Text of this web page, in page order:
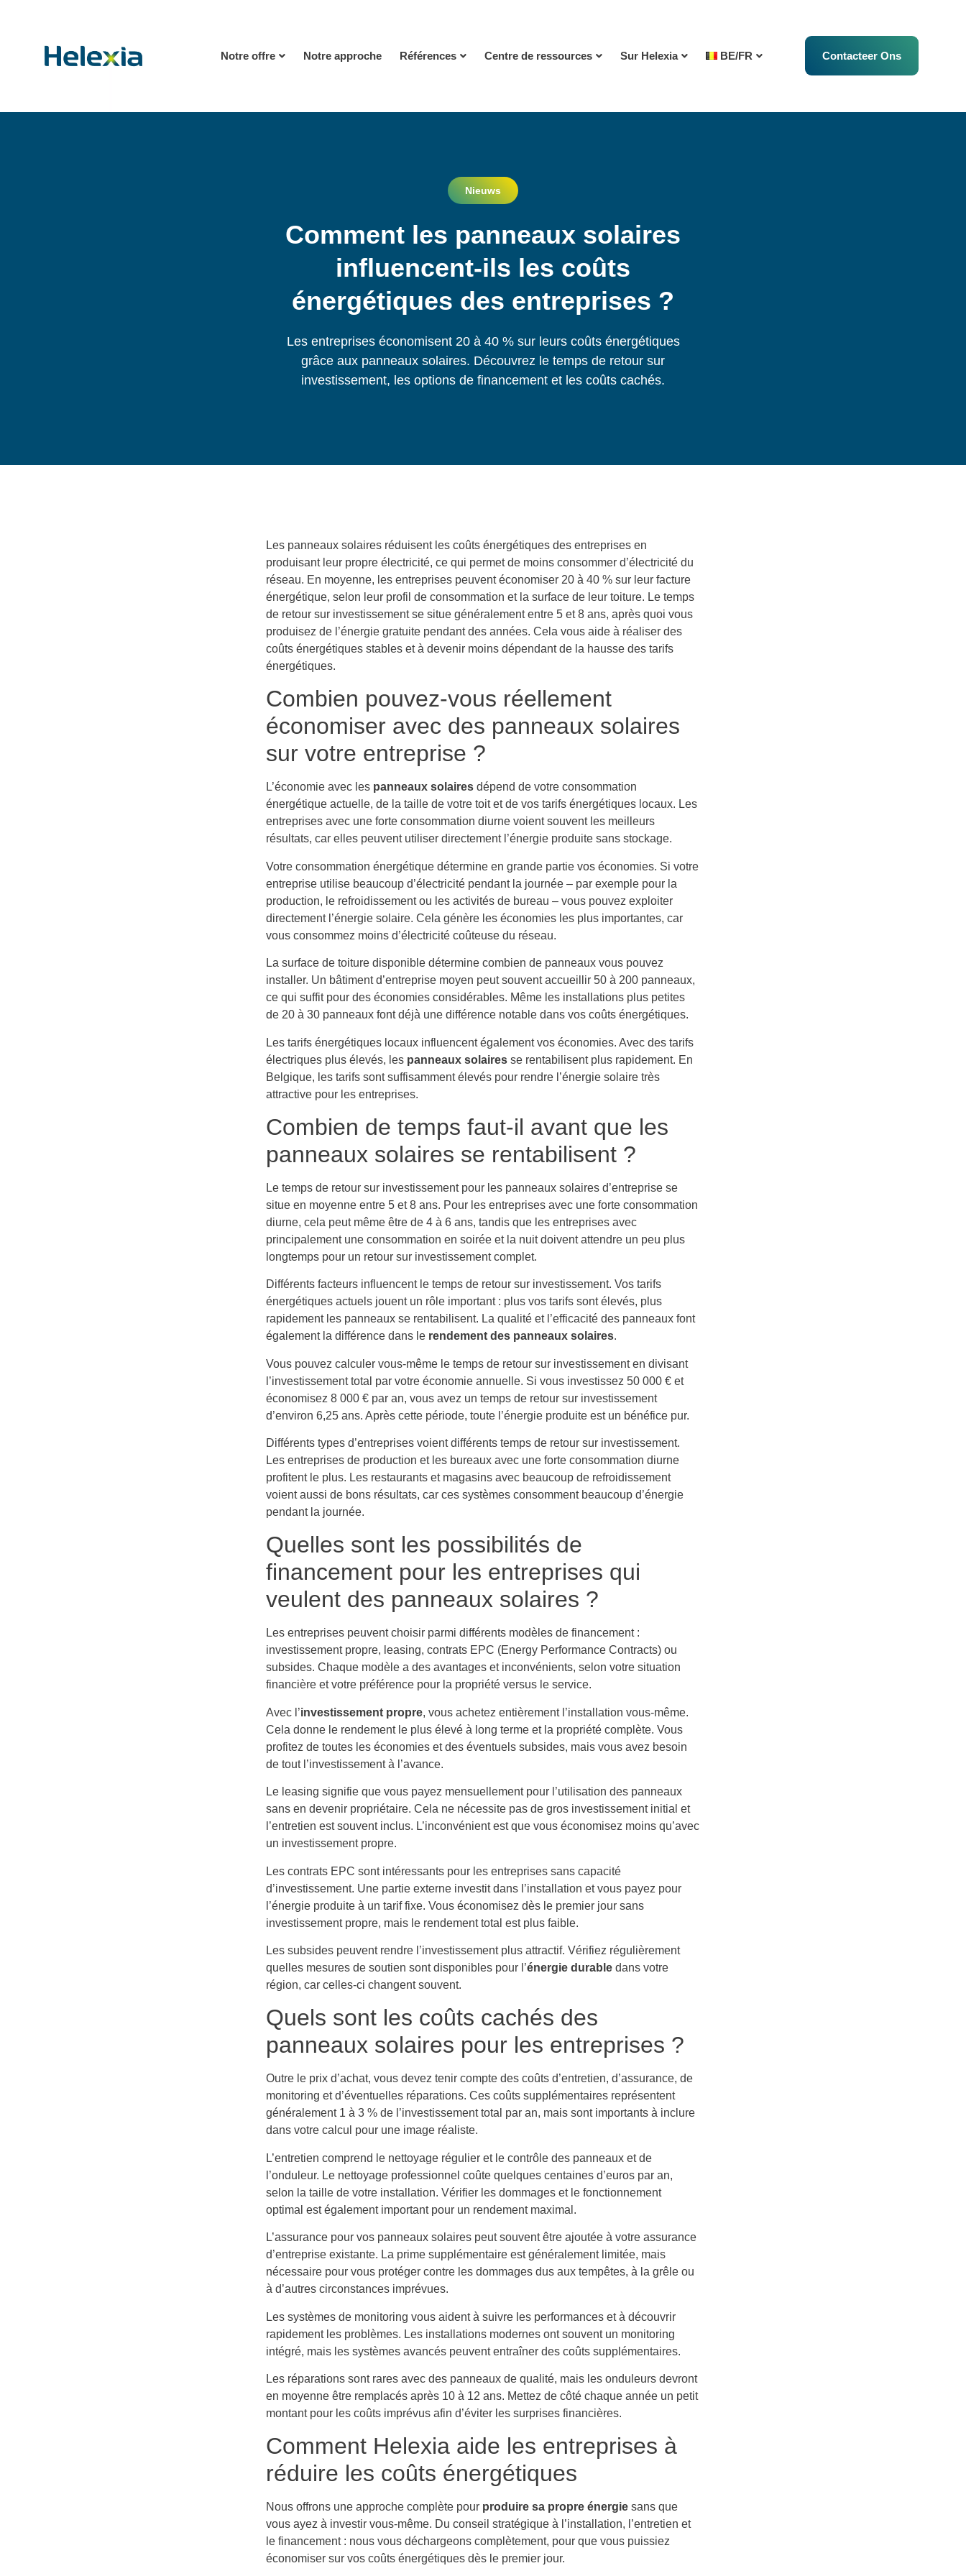
Notre offre Notre approche Références Centre de ressources Sur Helexia BE/FR Contacteer Ons
Nieuws
Comment les panneaux solaires
influencent-ils les coûts
énergétiques des entreprises ?
Les entreprises économisent 20 à 40 % sur leurs coûts énergétiques
grâce aux panneaux solaires. Découvrez le temps de retour sur
investissement, les options de financement et les coûts cachés.
Les panneaux solaires réduisent les coûts énergétiques des entreprises en
produisant leur propre électricité, ce qui permet de moins consommer d’électricité du
réseau. En moyenne, les entreprises peuvent économiser 20 à 40 % sur leur facture
énergétique, selon leur profil de consommation et la surface de leur toiture. Le temps
de retour sur investissement se situe généralement entre 5 et 8 ans, après quoi vous
produisez de l’énergie gratuite pendant des années. Cela vous aide à réaliser des
coûts énergétiques stables et à devenir moins dépendant de la hausse des tarifs
énergétiques.
Combien pouvez-vous réellement
économiser avec des panneaux solaires
sur votre entreprise ?
L’économie avec les panneaux solaires dépend de votre consommation
énergétique actuelle, de la taille de votre toit et de vos tarifs énergétiques locaux. Les
entreprises avec une forte consommation diurne voient souvent les meilleurs
résultats, car elles peuvent utiliser directement l’énergie produite sans stockage.
Votre consommation énergétique détermine en grande partie vos économies. Si votre
entreprise utilise beaucoup d’électricité pendant la journée – par exemple pour la
production, le refroidissement ou les activités de bureau – vous pouvez exploiter
directement l’énergie solaire. Cela génère les économies les plus importantes, car
vous consommez moins d’électricité coûteuse du réseau.
La surface de toiture disponible détermine combien de panneaux vous pouvez
installer. Un bâtiment d’entreprise moyen peut souvent accueillir 50 à 200 panneaux,
ce qui suffit pour des économies considérables. Même les installations plus petites
de 20 à 30 panneaux font déjà une différence notable dans vos coûts énergétiques.
Les tarifs énergétiques locaux influencent également vos économies. Avec des tarifs
électriques plus élevés, les panneaux solaires se rentabilisent plus rapidement. En
Belgique, les tarifs sont suffisamment élevés pour rendre l’énergie solaire très
attractive pour les entreprises.
Combien de temps faut-il avant que les
panneaux solaires se rentabilisent ?
Le temps de retour sur investissement pour les panneaux solaires d’entreprise se
situe en moyenne entre 5 et 8 ans. Pour les entreprises avec une forte consommation
diurne, cela peut même être de 4 à 6 ans, tandis que les entreprises avec
principalement une consommation en soirée et la nuit doivent attendre un peu plus
longtemps pour un retour sur investissement complet.
Différents facteurs influencent le temps de retour sur investissement. Vos tarifs
énergétiques actuels jouent un rôle important : plus vos tarifs sont élevés, plus
rapidement les panneaux se rentabilisent. La qualité et l’efficacité des panneaux font
également la différence dans le rendement des panneaux solaires.
Vous pouvez calculer vous-même le temps de retour sur investissement en divisant
l’investissement total par votre économie annuelle. Si vous investissez 50 000 € et
économisez 8 000 € par an, vous avez un temps de retour sur investissement
d’environ 6,25 ans. Après cette période, toute l’énergie produite est un bénéfice pur.
Différents types d’entreprises voient différents temps de retour sur investissement.
Les entreprises de production et les bureaux avec une forte consommation diurne
profitent le plus. Les restaurants et magasins avec beaucoup de refroidissement
voient aussi de bons résultats, car ces systèmes consomment beaucoup d’énergie
pendant la journée.
Quelles sont les possibilités de
financement pour les entreprises qui
veulent des panneaux solaires ?
Les entreprises peuvent choisir parmi différents modèles de financement :
investissement propre, leasing, contrats EPC (Energy Performance Contracts) ou
subsides. Chaque modèle a des avantages et inconvénients, selon votre situation
financière et votre préférence pour la propriété versus le service.
Avec l’investissement propre, vous achetez entièrement l’installation vous-même.
Cela donne le rendement le plus élevé à long terme et la propriété complète. Vous
profitez de toutes les économies et des éventuels subsides, mais vous avez besoin
de tout l’investissement à l’avance.
Le leasing signifie que vous payez mensuellement pour l’utilisation des panneaux
sans en devenir propriétaire. Cela ne nécessite pas de gros investissement initial et
l’entretien est souvent inclus. L’inconvénient est que vous économisez moins qu’avec
un investissement propre.
Les contrats EPC sont intéressants pour les entreprises sans capacité
d’investissement. Une partie externe investit dans l’installation et vous payez pour
l’énergie produite à un tarif fixe. Vous économisez dès le premier jour sans
investissement propre, mais le rendement total est plus faible.
Les subsides peuvent rendre l’investissement plus attractif. Vérifiez régulièrement
quelles mesures de soutien sont disponibles pour l’énergie durable dans votre
région, car celles-ci changent souvent.
Quels sont les coûts cachés des
panneaux solaires pour les entreprises ?
Outre le prix d’achat, vous devez tenir compte des coûts d’entretien, d’assurance, de
monitoring et d’éventuelles réparations. Ces coûts supplémentaires représentent
généralement 1 à 3 % de l’investissement total par an, mais sont importants à inclure
dans votre calcul pour une image réaliste.
L’entretien comprend le nettoyage régulier et le contrôle des panneaux et de
l’onduleur. Le nettoyage professionnel coûte quelques centaines d’euros par an,
selon la taille de votre installation. Vérifier les dommages et le fonctionnement
optimal est également important pour un rendement maximal.
L’assurance pour vos panneaux solaires peut souvent être ajoutée à votre assurance
d’entreprise existante. La prime supplémentaire est généralement limitée, mais
nécessaire pour vous protéger contre les dommages dus aux tempêtes, à la grêle ou
à d’autres circonstances imprévues.
Les systèmes de monitoring vous aident à suivre les performances et à découvrir
rapidement les problèmes. Les installations modernes ont souvent un monitoring
intégré, mais les systèmes avancés peuvent entraîner des coûts supplémentaires.
Les réparations sont rares avec des panneaux de qualité, mais les onduleurs devront
en moyenne être remplacés après 10 à 12 ans. Mettez de côté chaque année un petit
montant pour les coûts imprévus afin d’éviter les surprises financières.
Comment Helexia aide les entreprises à
réduire les coûts énergétiques
Nous offrons une approche complète pour produire sa propre énergie sans que
vous ayez à investir vous-même. Du conseil stratégique à l’installation, l’entretien et
le financement : nous vous déchargeons complètement, pour que vous puissiez
économiser sur vos coûts énergétiques dès le premier jour.